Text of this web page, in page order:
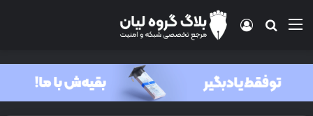
منو جستجو برای
ورود